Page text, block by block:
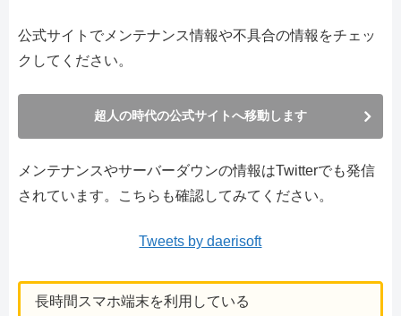
公式サイトでメンテナンス情報や不具合の情報をチェッ
クしてください。
超人の時代の公式サイトへ移動します
メンテナンスやサーバーダウンの情報はTwitterでも発信
されています。こちらも確認してみてください。
Tweets by daerisoft
長時間スマホ端末を利用している